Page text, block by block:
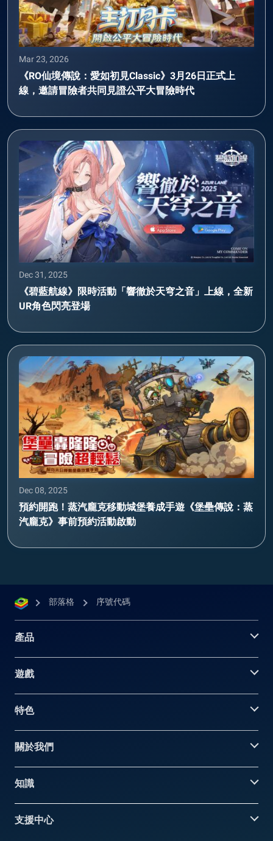
Mar 23, 2026
《RO仙境傳說：愛如初見Classic》3月26日正式上
線，邀請冒險者共同見證公平大冒險時代
Dec 31, 2025
《碧藍航線》限時活動「響徹於天穹之音」上線，全新
UR角色閃亮登場
Dec 08, 2025
預約開跑！蒸汽龐克移動城堡養成手遊《堡壘傳說：蒸
汽龐克》事前預約活動啟動
部落格 序號代碼
產品
遊戲
特色
關於我們
知識
支援中心